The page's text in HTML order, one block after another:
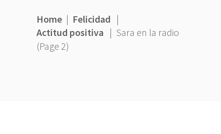
Home | Felicidad |
Actitud positiva | Sara en la radio
(Page 2)